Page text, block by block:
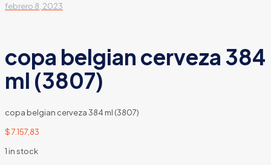
febrero 8, 2023
copa belgian cerveza 384
ml (3807)
copa belgian cerveza 384 ml (3807)
$7.157,83
1 in stock